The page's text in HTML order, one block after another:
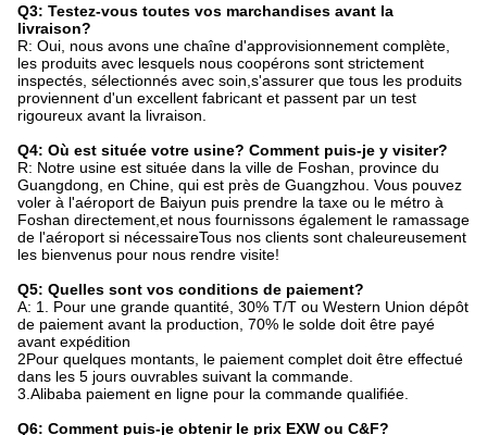
Q3: Testez-vous toutes vos marchandises avant la
livraison?
R: Oui, nous avons une chaîne d'approvisionnement complète,
les produits avec lesquels nous coopérons sont strictement
inspectés, sélectionnés avec soin,s'assurer que tous les produits
proviennent d'un excellent fabricant et passent par un test
rigoureux avant la livraison.
Q4: Où est située votre usine? Comment puis-je y visiter?
R: Notre usine est située dans la ville de Foshan, province du
Guangdong, en Chine, qui est près de Guangzhou. Vous pouvez
voler à l'aéroport de Baiyun puis prendre la taxe ou le métro à
Foshan directement,et nous fournissons également le ramassage
de l'aéroport si nécessaireTous nos clients sont chaleureusement
les bienvenus pour nous rendre visite!
Q5: Quelles sont vos conditions de paiement?
A: 1. Pour une grande quantité, 30% T/T ou Western Union dépôt
de paiement avant la production, 70% le solde doit être payé
avant expédition
2Pour quelques montants, le paiement complet doit être effectué
dans les 5 jours ouvrables suivant la commande.
3.Alibaba paiement en ligne pour la commande qualifiée.
Q6: Comment puis-je obtenir le prix EXW ou C&F?